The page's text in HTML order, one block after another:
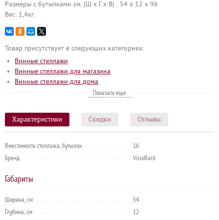
Размеры с бутылками см. (Ш х Г х В) : 54 х 12 х 96
Вес: 1,4кг.
Товар присутствует в следующих категориях:
Винные стеллажи
Винные стеллажи для магазина
Винные стеллажи для дома
Винные стеллажи из металлаПоказать еще
Характеристики Скидки Отзывы
Вместимость стеллажа, бутылок
16
Бренд
VisioRack
Габариты
Ширина, см
54
Глубина, см
12